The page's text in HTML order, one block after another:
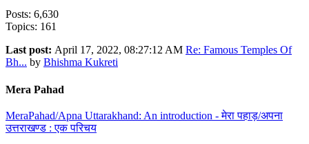
Posts: 6,630
Topics: 161
Last post: April 17, 2022, 08:27:12 AM Re: Famous Temples Of
Bh... by Bhishma Kukreti
Mera Pahad
MeraPahad/Apna Uttarakhand: An introduction - मेरा पहाड़/अपना
उत्तराखण्ड : एक परिचय